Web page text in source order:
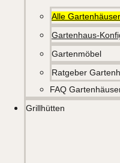
Alle Gartenhäuser
Gartenhaus-
Gartenmöbel
Ratgeber
FAQ
Grillhütten